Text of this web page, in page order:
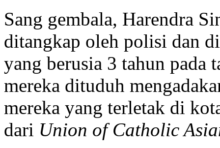
Sang gembala, Harendra
ditangkap oleh polisi dan
yang berusia 3 tahun pada
mereka dituduh
mereka yang terletak di
dari Union of Catholic